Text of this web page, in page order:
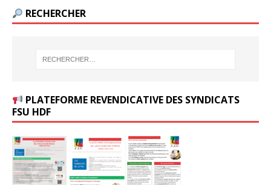
RECHERCHER
PLATEFORME REVENDICATIVE DES SYNDICATS
FSU HDF